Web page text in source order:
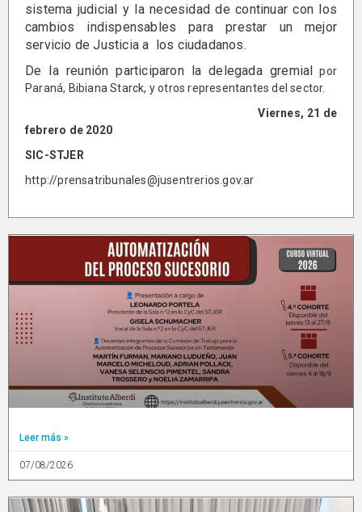
sistema judicial y la necesidad de continuar con los
cambios indispensables para prestar un mejor
servicio de Justicia a los ciudadanos.
De la reunión participaron la delegada gremial por
Paraná, Bibiana Starck, y otros representantes del sector.
Viernes, 21 de
febrero de 2020
SIC-STJER
http://prensatribunales@jusentrerios.gov.ar
Leer más »
07/08/2026